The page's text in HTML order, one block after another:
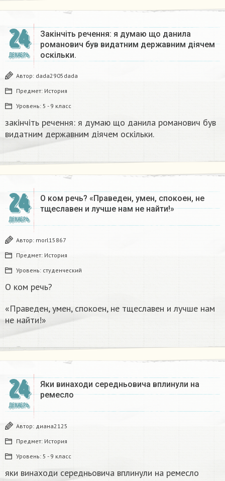
24
ДЕКАБРЬ
Закінчіть речення: я думаю що данила
романович був видатним державним діячем
оскільки.
Автор: dada2905dada
Предмет: История
Уровень: 5 - 9 класс
закінчіть речення: я думаю що данила романович був
видатним державним діячем оскільки.
24
ДЕКАБРЬ
О ком речь? «Праведен, умен, спокоен, не
тщеславен и лучше нам не найти!»
Автор: morl15867
Предмет: История
Уровень: студенческий
О ком речь?
«Праведен, умен, спокоен, не тщеславен и лучше нам
не найти!»
24
ДЕКАБРЬ
Яки винаходи середньовича вплинули на
ремесло
Автор: диана2125
Предмет: История
Уровень: 5 - 9 класс
яки винаходи середньовича вплинули на ремесло